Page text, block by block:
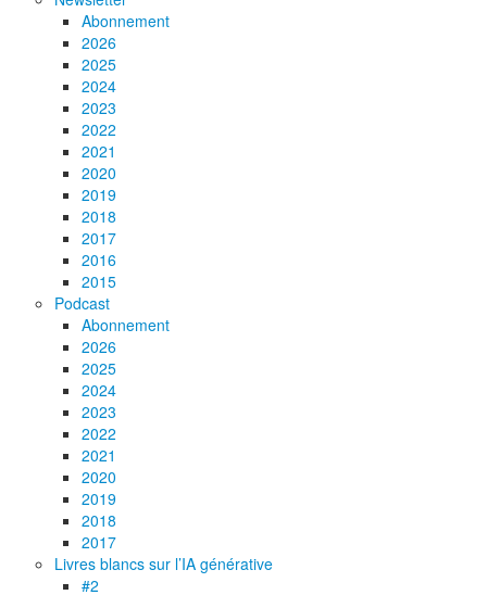
Abonnement
2026
2025
2024
2023
2022
2021
2020
2019
2018
2017
2016
2015
Podcast
Abonnement
2026
2025
2024
2023
2022
2021
2020
2019
2018
2017
Livres blancs sur l’IA générative
#2